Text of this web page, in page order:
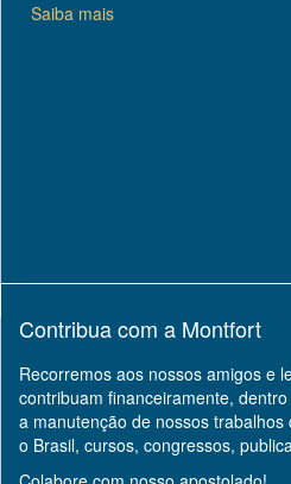
Saiba mais
Contribua com a Montfort
Recorremos aos nossos amigos e
contribuam financeiramente,
a manutenção de nossos
o Brasil, cursos, congressos,